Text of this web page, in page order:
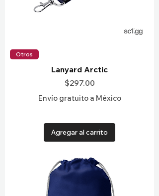
Otros
Lanyard Arctic
Precio
$297.00
Envío gratuito a México
Agregar al carrito